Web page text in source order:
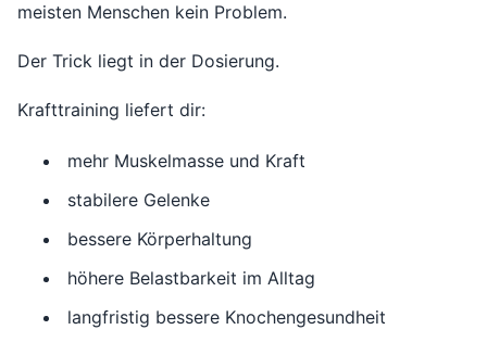
meisten Menschen kein Problem.
Der Trick liegt in der Dosierung.
Krafttraining liefert dir:
mehr Muskelmasse und Kraft
stabilere Gelenke
bessere Körperhaltung
höhere Belastbarkeit im Alltag
langfristig bessere Knochengesundheit